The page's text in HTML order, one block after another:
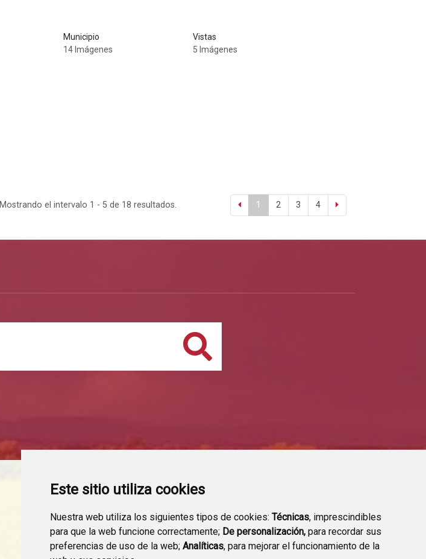
Este sitio utiliza cookies
Nuestra web utiliza los siguientes tipos de cookies: Técnicas, imprescindibles
para que la web funcione correctamente; De personalización, para recordar sus
preferencias de uso de la web; Analíticas, para mejorar el funcionamiento de la
Municipio
14 Imágenes
Vistas
5 Imágenes
Mostrando el intervalo 1 - 5 de 18 resultados. 1 2 3 4
Buscar